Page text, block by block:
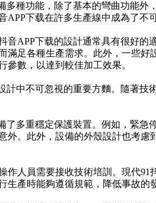
多種功能，除了基本的彎曲功能外
APP下载在許多生產線中成為了不
音APP下载的設計通常具有很好的
滿足各種生產需求。此外，一些好
參數，以達到較佳加工效果。
計中不可忽視的重要方麵。隨著技
了多重穩定保護裝置。例如，緊急
外。此外，設備的外殼設計也考慮
作人員需要接收技術培訓。現代91
生產時能夠遵循規範，降低事故的